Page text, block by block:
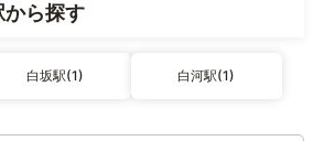
から探す
白坂駅(1) 白河駅(1)